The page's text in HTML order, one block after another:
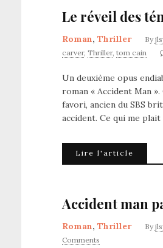
Le réveil des
Roman, Thriller By
carver, Thriller, tom cain
Un deuxième opus
roman « Accident Man
favori, ancien du SBS
accident. Ce qui me
Lire l'article
Accident man
Roman, Thriller By
Comments